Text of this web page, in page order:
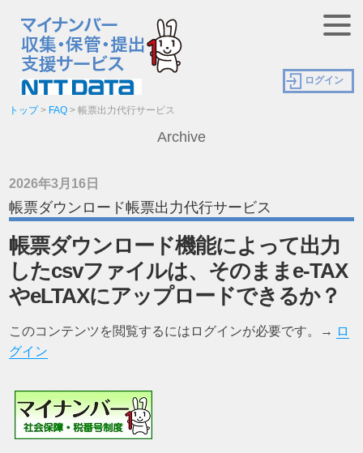
ログイン
トップ> FAQ >帳票出力代行サービス
Archive
2026年3月16日
帳票ダウンロード帳票出力代行サービス
帳票ダウンロード機能によって出力
したcsvファイルは、そのままe-TAX
やeLTAXにアップロードできるか？
このコンテンツを閲覧するにはログインが必要です。→ ロ
グイン